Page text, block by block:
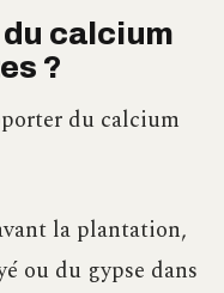
calcium
?
du calcium
la plantation,
ou du gypse dans